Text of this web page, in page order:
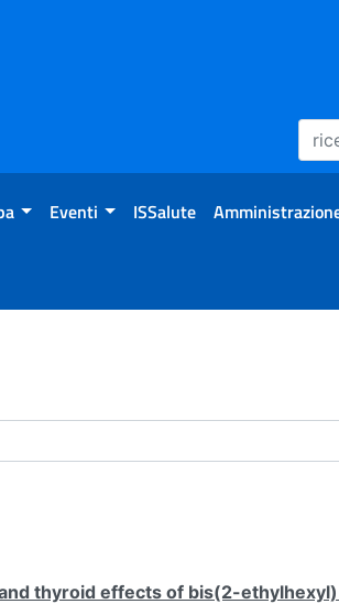
Eventi ISSalute
thyroid effects of bis(2-